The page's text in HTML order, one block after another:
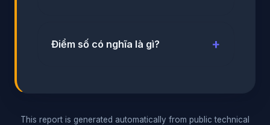
Điểm số có nghĩa là gì?
This report is generated automatically from public technical